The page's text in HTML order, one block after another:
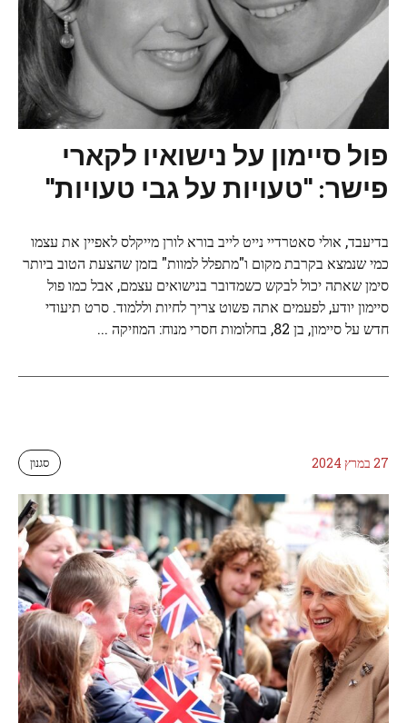
פול סיימון על נישואיו לקארי
פישר: "טעויות על גבי טעויות"
בדיעבד, אולי סאטרדיי נייט לייב בורא לורן מייקלס לאפיין את עצמו
כמי שנמצא בקרבת מקום ו"מתפלל למוות" בזמן שהצעת הטוב ביותר
סימן שאתה יכול לבקש כשמדובר בנישואים עצמם, אבל כמו פול
סיימון יודע, לפעמים אתה פשוט צריך לחיות וללמוד. סרט תיעודי
חדש על סיימון, בן 82, בחלומות חסרי מנוח: המוזיקה ...
27 במרץ 2024 סגנון